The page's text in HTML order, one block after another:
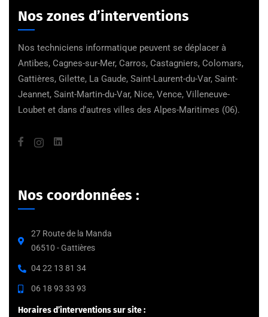
Nos zones d’interventions
Nos techniciens informatique peuvent se déplacer à
Antibes, Cagnes-sur-Mer, Carros, Castagniers, Colomars,
Gattières, Gilette, La Gaude, Saint-Laurent-du-Var, Saint-
Jeannet, Saint-Martin-du-Var, Nice, Vence, Villeneuve-
Loubet et dans d’autres villes des Alpes-Maritimes (06).
Nos coordonnées :
27 Route de la Manda
06510 - Gattières
04 22 13 81 34
06 18 93 33 93
Horaires d’interventions sur site :